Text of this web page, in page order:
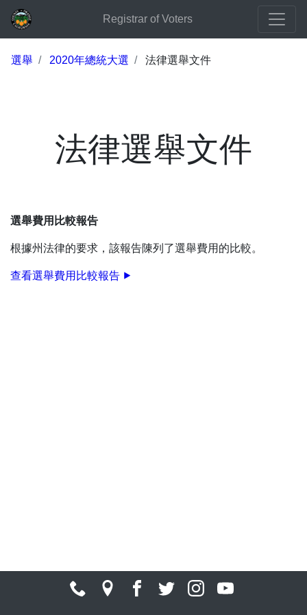
Registrar of Voters
選舉 2020年總統大選 法律選舉文件
法律選舉文件
選舉費用比較報告
根據州法律的要求，該報告陳列了選舉費用的比較。
查看選舉費用比較報告 ⯈